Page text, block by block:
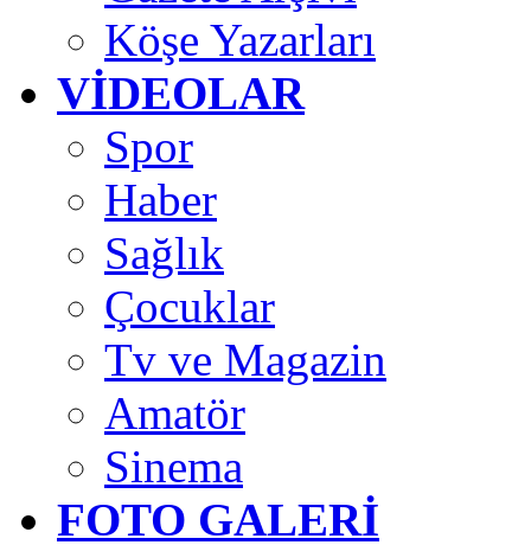
Köşe Yazarları
VİDEOLAR
Spor
Haber
Sağlık
Çocuklar
Tv ve Magazin
Amatör
Sinema
FOTO GALERİ